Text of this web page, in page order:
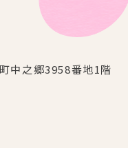
中之郷3958番地1階